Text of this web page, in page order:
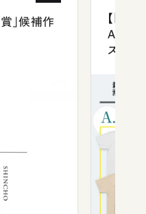
」候補作
【「新
ズプレ